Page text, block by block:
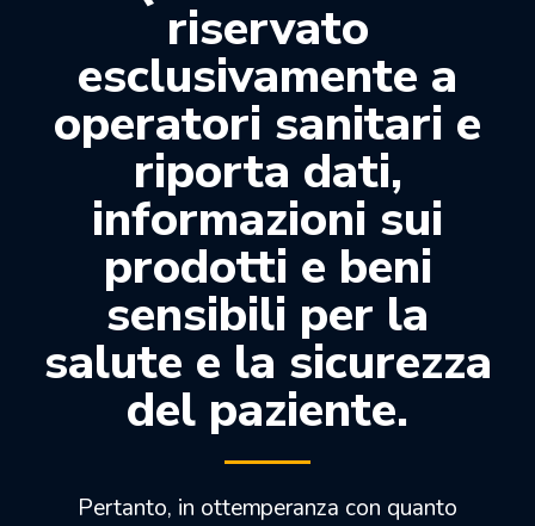
Descrizione
Silicone-A idrofilo a bassa viscosità per protesi
fissa. Tecnica a doppia impronta o simultanea a
due viscosità.
Caratteristiche:
Rapporto di miscelazione 1:1
Tissotropia
Rapporto ideale tra tempo di lavorazione e
tempo di indurimento (effetto Snap-set):
Lungo tempo di lavorazione
Minor tempo di permanenza nel cavo orale
Vantaggi:
riservato
esclusivamente a
operatori sanitari e
riporta dati,
informazioni sui
prodotti e beni
sensibili per la
salute e la sicurezza
del paziente.
Pertanto, in ottemperanza con quanto